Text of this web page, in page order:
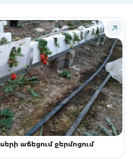
աճեցում ջերմոցում